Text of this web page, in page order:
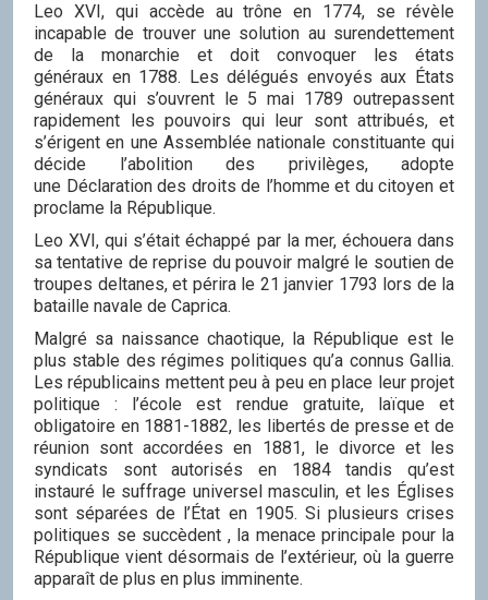
Leo XVI, qui accède au trône en 1774, se révèle
incapable de trouver une solution au surendettement
de la monarchie et doit convoquer les états
généraux en 1788. Les délégués envoyés aux États
généraux qui s’ouvrent le 5 mai 1789 outrepassent
rapidement les pouvoirs qui leur sont attribués, et
s’érigent en une Assemblée nationale constituante qui
décide l’abolition des privilèges, adopte
une Déclaration des droits de l’homme et du citoyen et
proclame la République.
Leo XVI, qui s’était échappé par la mer, échouera dans
sa tentative de reprise du pouvoir malgré le soutien de
troupes deltanes, et périra le 21 janvier 1793 lors de la
bataille navale de Caprica.
Malgré sa naissance chaotique, la République est le
plus stable des régimes politiques qu’a connus Gallia.
Les républicains mettent peu à peu en place leur projet
politique : l’école est rendue gratuite, laïque et
obligatoire en 1881-1882, les libertés de presse et de
réunion sont accordées en 1881, le divorce et les
syndicats sont autorisés en 1884 tandis qu’est
instauré le suffrage universel masculin, et les Églises
sont séparées de l’État en 1905. Si plusieurs crises
politiques se succèdent , la menace principale pour la
République vient désormais de l’extérieur, où la guerre
apparaît de plus en plus imminente.